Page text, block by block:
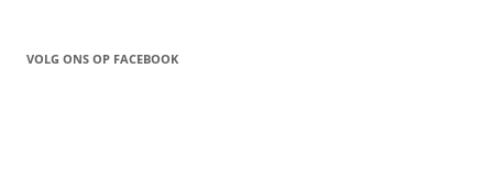
VOLG ONS OP FACEBOOK